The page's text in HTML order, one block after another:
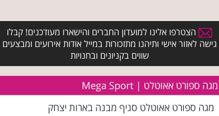
הצטרפו אלינו למועדון החברים והישארו מעודכנים! קבלו
גישה לאזור אישי ותיהנו מתזכורות במייל אודות אירועים ומבצעים
שווים בקניונים ובחנויות
מגה ספורט אאוטלט | Mega Sport
מגה ספורט אאוטלט סניף מבנה בארות יצחק